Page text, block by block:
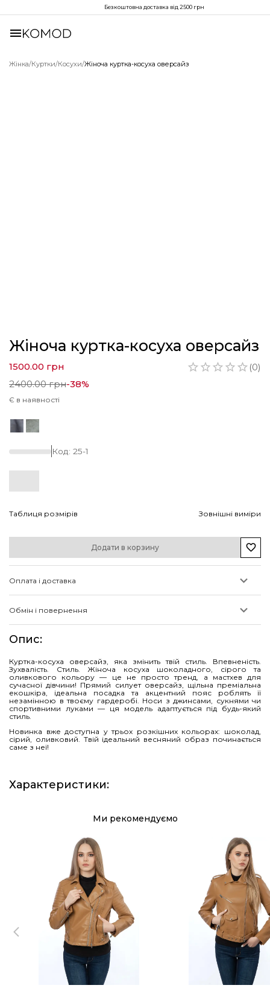
Безкоштовна доставка від 2500 грн
Жінка/Куртки/Косухи/Жіноча куртка-косуха оверсайз
Жіноча куртка-косуха оверсайз
(0)
1500.00 грн
2400.00грн-38%
Є в наявності
Код: 25-1
Таблиця розмірів Зовнішні виміри
Додати в корзину
Оплата і доставка
Обмін і повернення
Опис:
Куртка-косуха оверсайз, яка змінить твій стиль. Впевненість.
Зухвалість. Стиль. Жіноча косуха шоколадного, сірого та
оливкового кольору — це не просто тренд, а мастхев для
сучасної дівчини! Прямий силует оверсайз, щільна преміальна
екошкіра, ідеальна посадка та акцентний пояс роблять її
незамінною в твоєму гардеробі. Носи з джинсами, сукнями чи
спортивними луками — ця модель адаптується під будь-який
стиль.
Новинка вже доступна у трьох розкішних кольорах: шоколад,
сірий, оливковий. Твій ідеальний весняний образ починається
саме з неї!
Характеристики:
Ми рекомендуємо